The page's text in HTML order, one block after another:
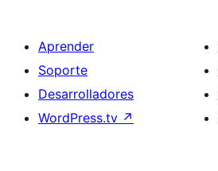
Aprender
Soporte
Desarrolladores
WordPress.tv ↗